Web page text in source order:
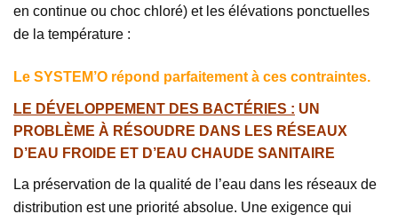
en continue ou choc chloré) et les élévations ponctuelles
de la température :
Le SYSTEM’O répond parfaitement à ces contraintes.
LE DÉVELOPPEMENT DES BACTÉRIES : UN
PROBLÈME À RÉSOUDRE DANS LES RÉSEAUX
D’EAU FROIDE ET D’EAU CHAUDE SANITAIRE
La préservation de la qualité de l’eau dans les réseaux de
distribution est une priorité absolue. Une exigence qui